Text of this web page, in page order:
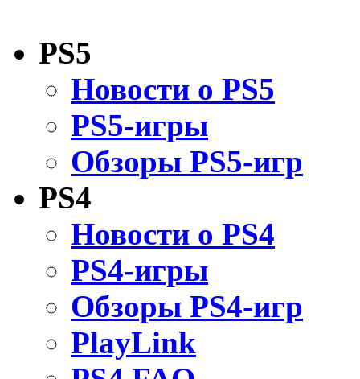
PS5
Новости о PS5
PS5-игры
Обзоры PS5-игр
PS4
Новости о PS4
PS4-игры
Обзоры PS4-игр
PlayLink